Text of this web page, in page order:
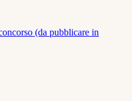
(da pubblicare in